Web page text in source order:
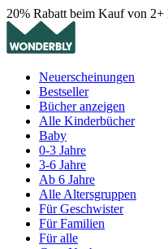
20% Rabatt beim Kauf von
Neuerscheinungen
Bestseller
Bücher anzeigen
Alle Kinderbücher
Baby
0-3 Jahre
3-6 Jahre
Ab 6 Jahre
Alle Altersgruppen
Für Geschwister
Für Familien
Für alle